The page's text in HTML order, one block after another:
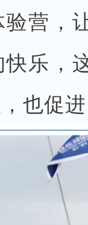
营，
乐，
也促